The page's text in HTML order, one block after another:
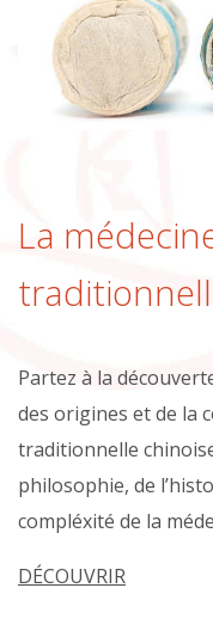
La
Partez à la
des origines et de la
traditionnelle
philosophie, de
compléxité de la
DÉCOUVRIR